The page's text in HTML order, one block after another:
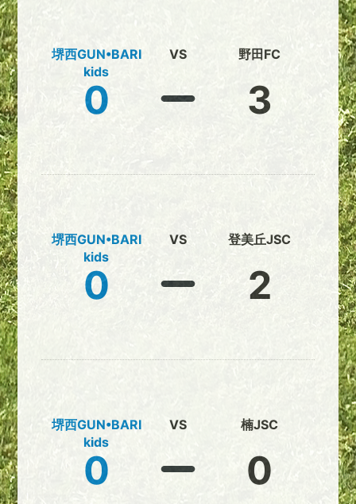
堺西GUN•BARI
kids
0
VS 野田FC
3
堺西GUN•BARI
kids
0
VS 登美丘JSC
2
堺西GUN•BARI
kids
0
VS 楠JSC
0